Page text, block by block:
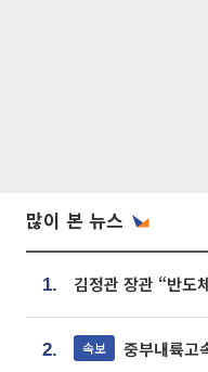
많이 본 뉴스
1.
2. 속보 중부내륙고